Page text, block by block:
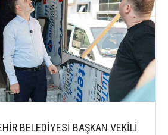
BELEDİYESİ BAŞKAN VEKİLİ